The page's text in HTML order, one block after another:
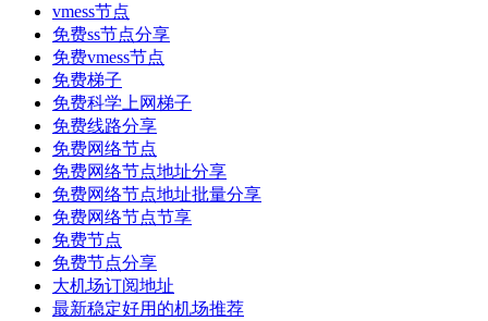
vmess节点
免费ss节点分享
免费vmess节点
免费梯子
免费科学上网梯子
免费线路分享
免费网络节点
免费网络节点地址分享
免费网络节点地址批量分享
免费网络节点节享
免费节点
免费节点分享
大机场订阅地址
最新稳定好用的机场推荐